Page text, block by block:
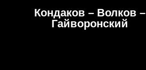
Кондаков – Волков –
Гайворонский